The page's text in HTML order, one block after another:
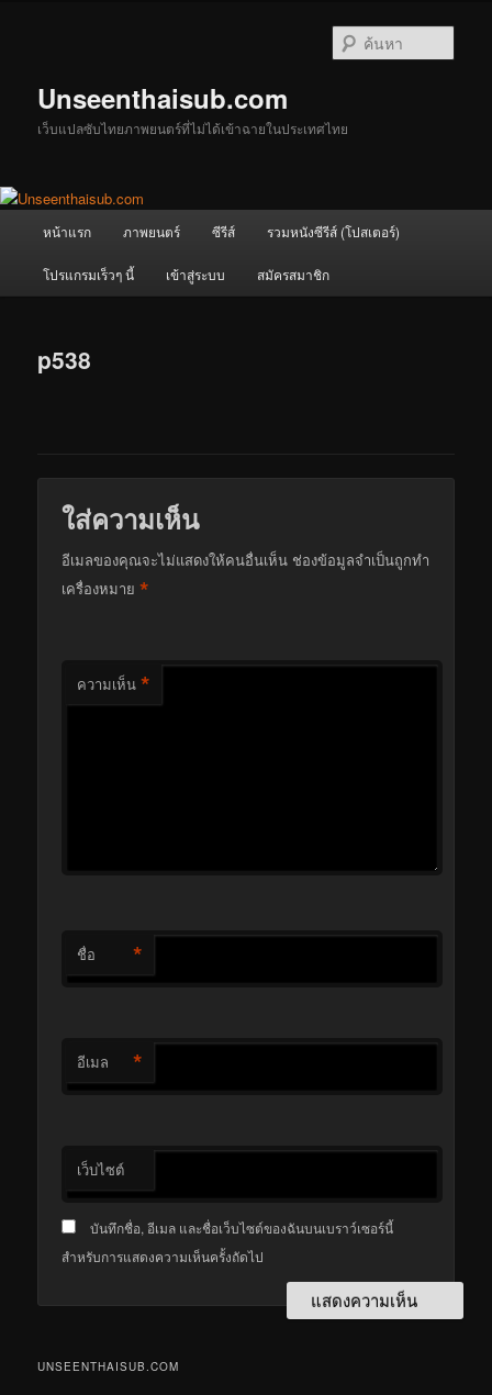
Unseenthaisub.com
เว็บแปลซับไทยภาพยนตร์ที่ไม่ได้เข้าฉายในประเทศไทย
หน้าแรก ภาพยนตร์ ซีรีส์ รวมหนังซีรีส์ (โปสเตอร์)
โปรแกรมเร็วๆ นี้ เข้าสู่ระบบ สมัครสมาชิก
p538
ใส่ความเห็น
อีเมลของคุณจะไม่แสดงให้คนอื่นเห็น ช่องข้อมูลจำเป็นถูกทำ
เครื่องหมาย*
ความเห็น *
ชื่อ *
อีเมล *
เว็บไซต์
บันทึกชื่อ, อีเมล และชื่อเว็บไซต์ของฉันบนเบราว์เซอร์นี้
สำหรับการแสดงความเห็นครั้งถัดไป
UNSEENTHAISUB.COM